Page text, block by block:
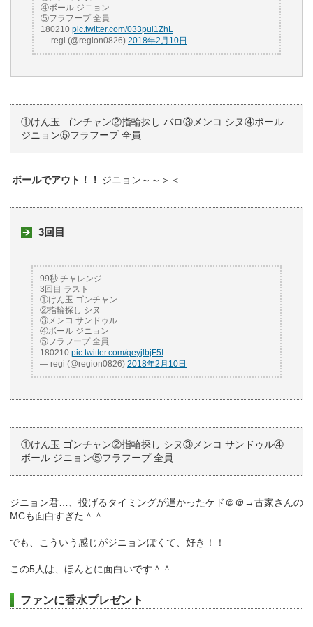
④ボール ジニョン
⑤フラフープ 全員
180210 pic.twitter.com/033pui1ZhL
— regi (@region0826) 2018年2月10日
①けん玉 ゴンチャン②指輪探し バロ③メンコ シヌ④ボール
ジニョン⑤フラフープ 全員
ボールでアウト！！ ジニョン～～＞＜
3回目
99秒 チャレンジ
3回目 ラスト
①けん玉 ゴンチャン
②指輪探し シヌ
③メンコ サンドゥル
④ボール ジニョン
⑤フラフープ 全員
180210 pic.twitter.com/qeyjlbjF5I
— regi (@region0826) 2018年2月10日
①けん玉 ゴンチャン②指輪探し シヌ③メンコ サンドゥル④
ボール ジニョン⑤フラフープ 全員
ジニョン君…、投げるタイミングが遅かったケド＠＠→古家さんの
MCも面白すぎた＾＾
でも、こういう感じがジニョンぽくて、好き！！
この5人は、ほんとに面白いです＾＾
ファンに香水プレゼント